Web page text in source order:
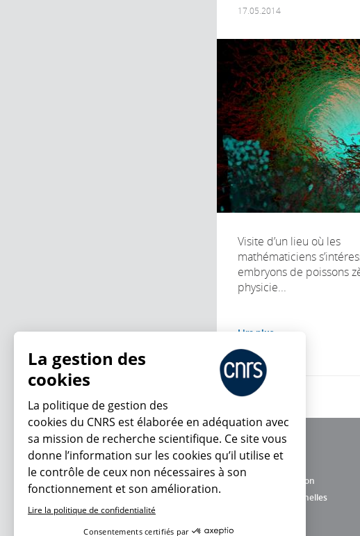
17.05.2014
Visite d’un lieu où les
mathématiciens
embryons de poissons
physicie...
Lire plus
Charte d'utilisation
Données personnelles
En ce moment
La gestion des
cookies
La politique de gestion des
cookies du CNRS est élaborée en adéquation avec
sa mission de recherche scientifique. Ce site vous
donne l’information sur les cookies qu’il utilise et
le contrôle de ceux non nécessaires à son
fonctionnement et son amélioration.
Lire la politique de confidentialité
Consentements certifiés par